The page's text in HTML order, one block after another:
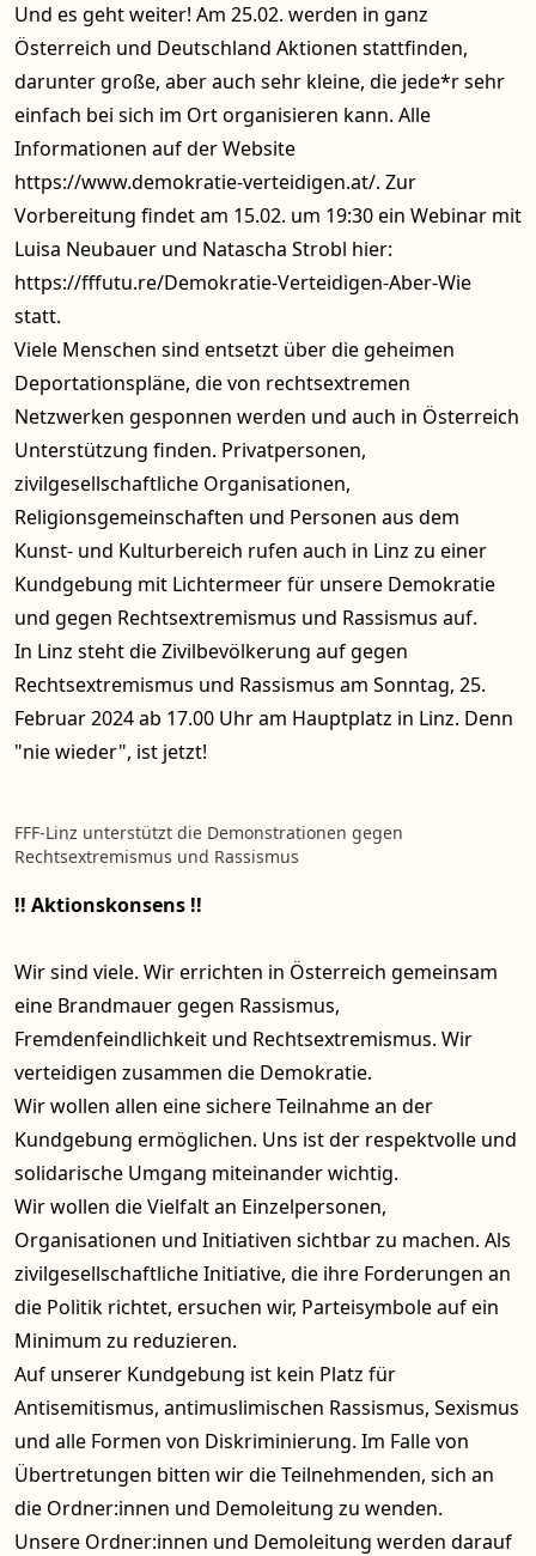
Und es geht weiter! Am 25.02. werden in ganz
Österreich und Deutschland Aktionen stattfinden,
darunter große, aber auch sehr kleine, die jede*r sehr
einfach bei sich im Ort organisieren kann. Alle
Informationen auf der Website
https://www.demokratie-verteidigen.at/. Zur
Vorbereitung findet am 15.02. um 19:30 ein Webinar mit
Luisa Neubauer und Natascha Strobl hier:
https://fffutu.re/Demokratie-Verteidigen-Aber-Wie
statt.
Viele Menschen sind entsetzt über die geheimen
Deportationspläne, die von rechtsextremen
Netzwerken gesponnen werden und auch in Österreich
Unterstützung finden. Privatpersonen,
zivilgesellschaftliche Organisationen,
Religionsgemeinschaften und Personen aus dem
Kunst- und Kulturbereich rufen auch in Linz zu einer
Kundgebung mit Lichtermeer für unsere Demokratie
und gegen Rechtsextremismus und Rassismus auf.
In Linz steht die Zivilbevölkerung auf gegen
Rechtsextremismus und Rassismus am Sonntag, 25.
Februar 2024 ab 17.00 Uhr am Hauptplatz in Linz. Denn
"nie wieder", ist jetzt!
FFF-Linz unterstützt die Demonstrationen gegen
Rechtsextremismus und Rassismus
!! Aktionskonsens !!
Wir sind viele. Wir errichten in Österreich gemeinsam
eine Brandmauer gegen Rassismus,
Fremdenfeindlichkeit und Rechtsextremismus. Wir
verteidigen zusammen die Demokratie.
Wir wollen allen eine sichere Teilnahme an der
Kundgebung ermöglichen. Uns ist der respektvolle und
solidarische Umgang miteinander wichtig.
Wir wollen die Vielfalt an Einzelpersonen,
Organisationen und Initiativen sichtbar zu machen. Als
zivilgesellschaftliche Initiative, die ihre Forderungen an
die Politik richtet, ersuchen wir, Parteisymbole auf ein
Minimum zu reduzieren.
Auf unserer Kundgebung ist kein Platz für
Antisemitismus, antimuslimischen Rassismus, Sexismus
und alle Formen von Diskriminierung. Im Falle von
Übertretungen bitten wir die Teilnehmenden, sich an
die Ordner:innen und Demoleitung zu wenden.
Unsere Ordner:innen und Demoleitung werden darauf